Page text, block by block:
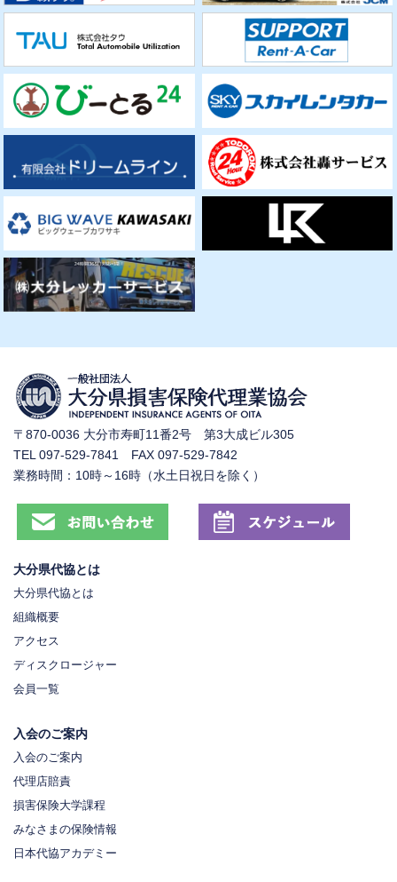
〒870-0036 大分市寿町11番2号 第3大成ビル305
TEL 097-529-7841 FAX 097-529-7842
業務時間：10時～16時（水土日祝日を除く）
大分県代協とは
大分県代協とは
組織概要
アクセス
ディスクロージャー
会員一覧
入会のご案内
入会のご案内
代理店賠責
損害保険大学課程
みなさまの保険情報
日本代協アカデミー